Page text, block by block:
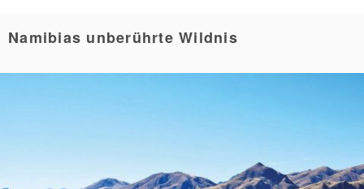
Namibias unberührte Wildnis